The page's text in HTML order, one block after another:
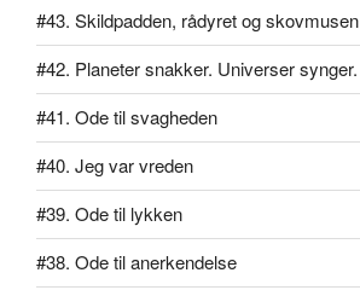
#43. Skildpadden, rådyret og skovmusen
#42. Planeter snakker. Universer synger.
#41. Ode til svagheden
#40. Jeg var vreden
#39. Ode til lykken
#38. Ode til anerkendelse